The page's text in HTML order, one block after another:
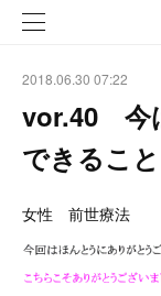
2018.06.30 07:22
vor.40 今
できるこ
女性 前世療法